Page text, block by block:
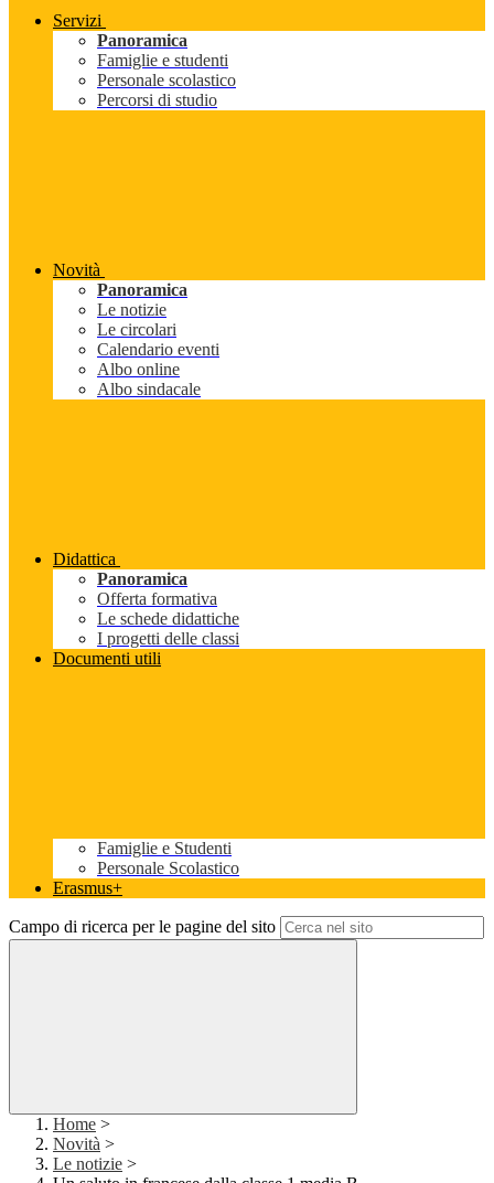
Servizi
Panoramica
Famiglie e studenti
Personale scolastico
Percorsi di studio
Novità
Panoramica
Le notizie
Le circolari
Calendario eventi
Albo online
Albo sindacale
Didattica
Panoramica
Offerta formativa
Le schede didattiche
I progetti delle classi
Documenti utili
Famiglie e Studenti
Personale Scolastico
Erasmus+
Campo di ricerca per le pagine del sito
Home >
Novità >
Le notizie >